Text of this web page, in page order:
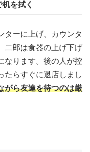
を拭く
ターに上げ、カウンタ
二郎は食器の上げ下げ
なります。後の人が控
たらすぐに退店しまし
がら友達を待つのは厳